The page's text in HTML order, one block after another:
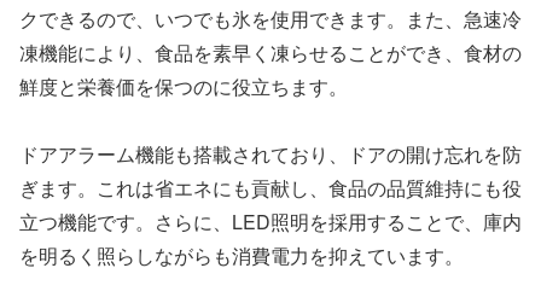
クできるので、いつでも氷を使用できます。また、急速冷
凍機能により、食品を素早く凍らせることができ、食材の
鮮度と栄養価を保つのに役立ちます。
ドアアラーム機能も搭載されており、ドアの開け忘れを防
ぎます。これは省エネにも貢献し、食品の品質維持にも役
立つ機能です。さらに、LED照明を採用することで、庫内
を明るく照らしながらも消費電力を抑えています。